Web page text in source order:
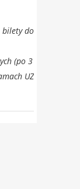
bilety do
(po 3
UZ